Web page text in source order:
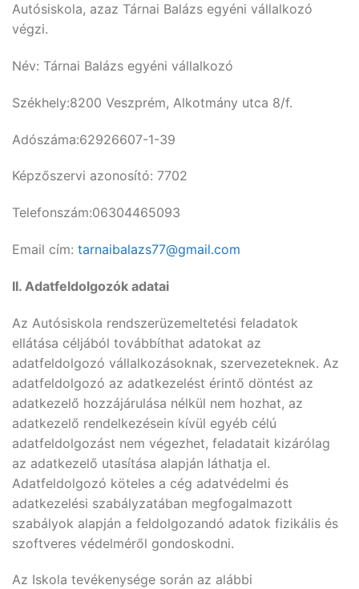
Autósiskola, azaz Tárnai Balázs egyéni vállalkozó
végzi.
Név: Tárnai Balázs egyéni vállalkozó
Székhely:8200 Veszprém, Alkotmány utca 8/f.
Adószáma:62926607-1-39
Képzőszervi azonosító: 7702
Telefonszám:06304465093
Email cím: tarnaibalazs77@gmail.com
II. Adatfeldolgozók adatai
Az Autósiskola rendszerüzemeltetési feladatok
ellátása céljából továbbíthat adatokat az
adatfeldolgozó vállalkozásoknak, szervezeteknek. Az
adatfeldolgozó az adatkezelést érintő döntést az
adatkezelő hozzájárulása nélkül nem hozhat, az
adatkezelő rendelkezésein kívül egyéb célú
adatfeldolgozást nem végezhet, feladatait kizárólag
az adatkezelő utasítása alapján láthatja el.
Adatfeldolgozó köteles a cég adatvédelmi és
adatkezelési szabályzatában megfogalmazott
szabályok alapján a feldolgozandó adatok fizikális és
szoftveres védelméről gondoskodni.
Az Iskola tevékenysége során az alábbi